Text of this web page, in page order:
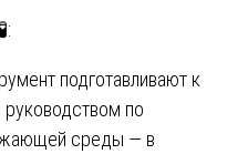
🧪:
подготавливают к
руководством по
среды — в